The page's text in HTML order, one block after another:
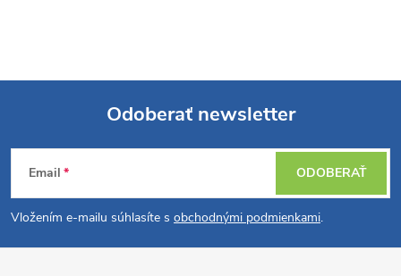
Z
á
p
Odoberať newsletter
Email
Vložením e-mailu súhlasíte s obchodnými podmienkami.
ODOBERAŤ